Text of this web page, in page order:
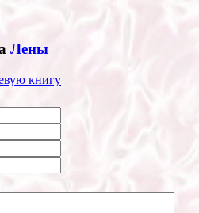
Лены
книгу